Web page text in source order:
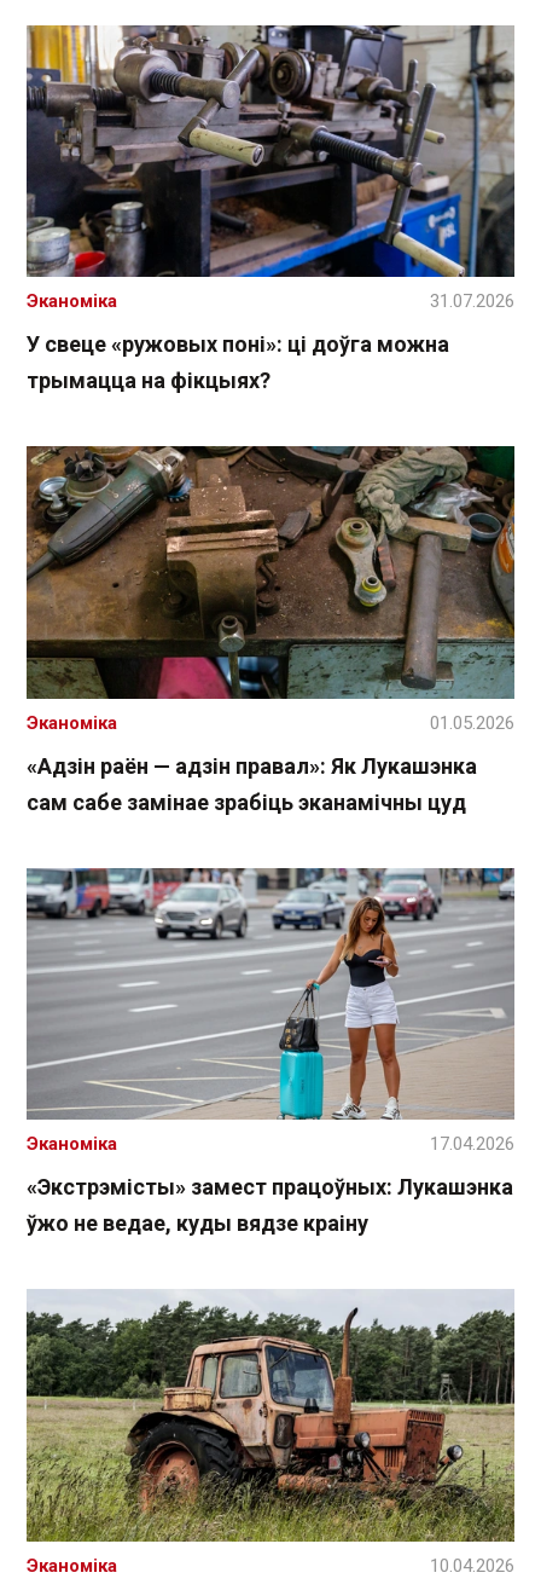
У свеце «ружовых поні»: ці доўга можна
трымацца на фікцыях?
Эканоміка 31.07.2026
«Адзін раён — адзін правал»: Як Лукашэнка
сам сабе замінае зрабіць эканамічны цуд
Эканоміка 01.05.2026
«Экстрэмісты» замест працоўных: Лукашэнка
ўжо не ведае, куды вядзе краіну
Эканоміка 17.04.2026
Эканоміка 10.04.2026